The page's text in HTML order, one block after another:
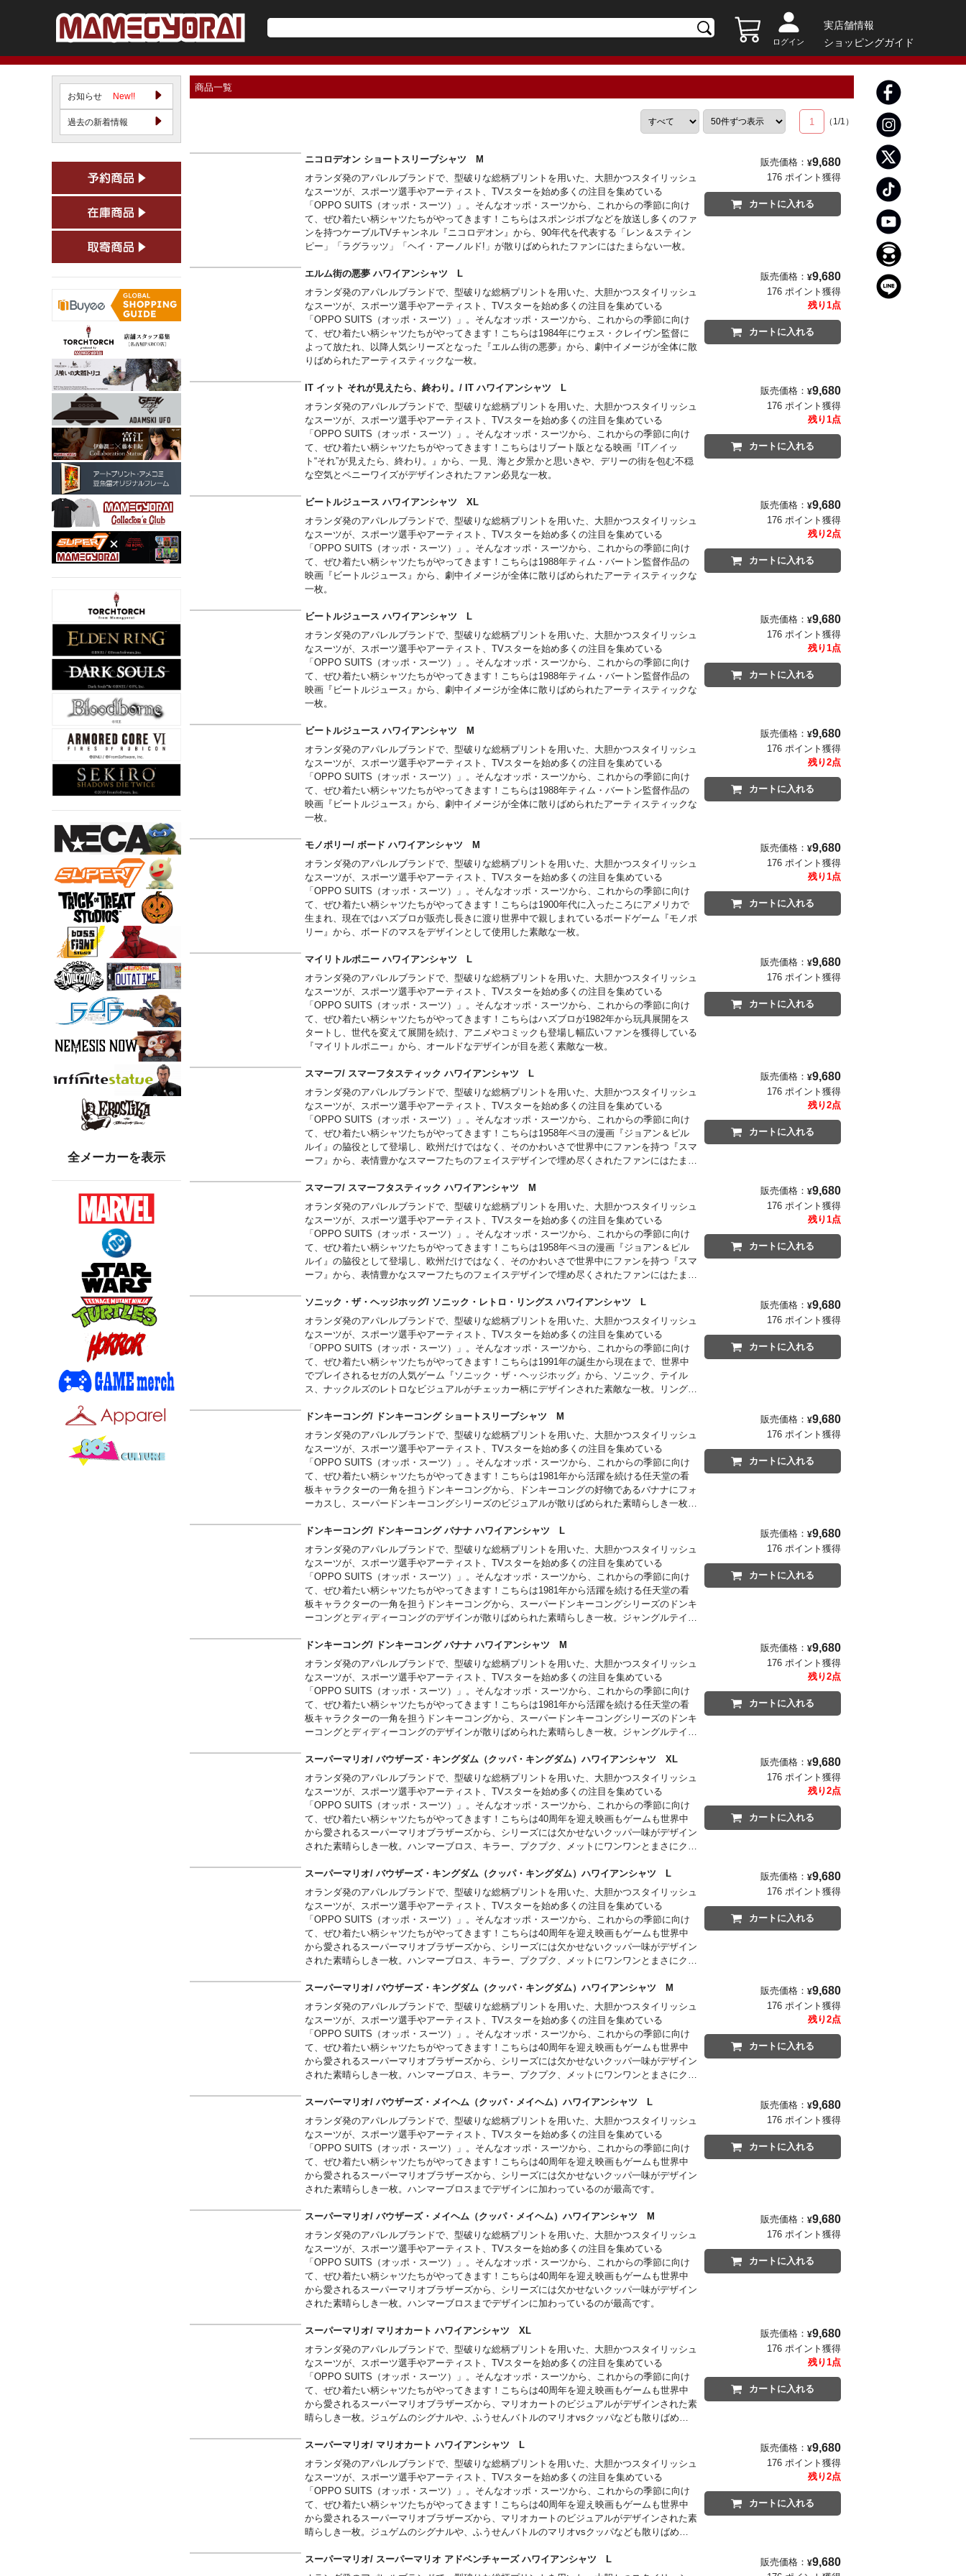
ログイン
実店舗情報
ショッピングガイド
お知らせ New!!
過去の新着情報
全メーカーを表示
商品一覧
1 （ 1/1 ）
ニコロデオン ショートスリーブシャツ M
オランダ発のアパレルブランドで、型破りな総柄プリントを用いた、大胆かつスタイリッシュ
なスーツが、スポーツ選手やアーティスト、TVスターを始め多くの注目を集めている
「OPPO SUITS（オッポ・スーツ）」。そんなオッポ・スーツから、これからの季節に向け
て、ぜひ着たい柄シャツたちがやってきます！こちらはスポンジボブなどを放送し多くのファ
ンを持つケーブルTVチャンネル『ニコロデオン』から、90年代を代表する「レン＆スティン
ピー」「ラグラッツ」「ヘイ・アーノルド!」が散りばめられたファンにはたまらない一枚。
販売価格： ¥9,680
176 ポイント獲得
カートに入れる
エルム街の悪夢 ハワイアンシャツ L
オランダ発のアパレルブランドで、型破りな総柄プリントを用いた、大胆かつスタイリッシュ
なスーツが、スポーツ選手やアーティスト、TVスターを始め多くの注目を集めている
「OPPO SUITS（オッポ・スーツ）」。そんなオッポ・スーツから、これからの季節に向け
て、ぜひ着たい柄シャツたちがやってきます！こちらは1984年にウェス・クレイヴン監督に
よって放たれ、以降人気シリーズとなった『エルム街の悪夢』から、劇中イメージが全体に散
りばめられたアーティスティックな一枚。
販売価格： ¥9,680
176 ポイント獲得
残り1点
カートに入れる
IT イット それが見えたら、終わり。/ IT ハワイアンシャツ L
オランダ発のアパレルブランドで、型破りな総柄プリントを用いた、大胆かつスタイリッシュ
なスーツが、スポーツ選手やアーティスト、TVスターを始め多くの注目を集めている
「OPPO SUITS（オッポ・スーツ）」。そんなオッポ・スーツから、これからの季節に向け
て、ぜひ着たい柄シャツたちがやってきます！こちらはリブート版となる映画『IT／イッ
ト“それ”が見えたら、終わり。』から、一見、海と夕景かと思いきや、デリーの街を包む不穏
な空気とペニーワイズがデザインされたファン必見な一枚。
販売価格： ¥9,680
176 ポイント獲得
残り1点
カートに入れる
ビートルジュース ハワイアンシャツ XL
オランダ発のアパレルブランドで、型破りな総柄プリントを用いた、大胆かつスタイリッシュ
なスーツが、スポーツ選手やアーティスト、TVスターを始め多くの注目を集めている
「OPPO SUITS（オッポ・スーツ）」。そんなオッポ・スーツから、これからの季節に向け
て、ぜひ着たい柄シャツたちがやってきます！こちらは1988年ティム・バートン監督作品の
映画『ビートルジュース』から、劇中イメージが全体に散りばめられたアーティスティックな
一枚。
販売価格： ¥9,680
176 ポイント獲得
残り2点
カートに入れる
ビートルジュース ハワイアンシャツ L
オランダ発のアパレルブランドで、型破りな総柄プリントを用いた、大胆かつスタイリッシュ
なスーツが、スポーツ選手やアーティスト、TVスターを始め多くの注目を集めている
「OPPO SUITS（オッポ・スーツ）」。そんなオッポ・スーツから、これからの季節に向け
て、ぜひ着たい柄シャツたちがやってきます！こちらは1988年ティム・バートン監督作品の
映画『ビートルジュース』から、劇中イメージが全体に散りばめられたアーティスティックな
一枚。
販売価格： ¥9,680
176 ポイント獲得
残り1点
カートに入れる
ビートルジュース ハワイアンシャツ M
オランダ発のアパレルブランドで、型破りな総柄プリントを用いた、大胆かつスタイリッシュ
なスーツが、スポーツ選手やアーティスト、TVスターを始め多くの注目を集めている
「OPPO SUITS（オッポ・スーツ）」。そんなオッポ・スーツから、これからの季節に向け
て、ぜひ着たい柄シャツたちがやってきます！こちらは1988年ティム・バートン監督作品の
映画『ビートルジュース』から、劇中イメージが全体に散りばめられたアーティスティックな
一枚。
販売価格： ¥9,680
176 ポイント獲得
残り2点
カートに入れる
モノポリー/ ボード ハワイアンシャツ M
オランダ発のアパレルブランドで、型破りな総柄プリントを用いた、大胆かつスタイリッシュ
なスーツが、スポーツ選手やアーティスト、TVスターを始め多くの注目を集めている
「OPPO SUITS（オッポ・スーツ）」。そんなオッポ・スーツから、これからの季節に向け
て、ぜひ着たい柄シャツたちがやってきます！こちらは1900年代に入ったころにアメリカで
生まれ、現在ではハズブロが販売し長きに渡り世界中で親しまれているボードゲーム『モノポ
リー』から、ボードのマスをデザインとして使用した素敵な一枚。
販売価格： ¥9,680
176 ポイント獲得
残り1点
カートに入れる
マイリトルポニー ハワイアンシャツ L
オランダ発のアパレルブランドで、型破りな総柄プリントを用いた、大胆かつスタイリッシュ
なスーツが、スポーツ選手やアーティスト、TVスターを始め多くの注目を集めている
「OPPO SUITS（オッポ・スーツ）」。そんなオッポ・スーツから、これからの季節に向け
て、ぜひ着たい柄シャツたちがやってきます！こちらはハズブロが1982年から玩具展開をス
タートし、世代を変えて展開を続け、アニメやコミックも登場し幅広いファンを獲得している
『マイリトルポニー』から、オールドなデザインが目を惹く素敵な一枚。
販売価格： ¥9,680
176 ポイント獲得
カートに入れる
スマーフ/ スマーフタスティック ハワイアンシャツ L
オランダ発のアパレルブランドで、型破りな総柄プリントを用いた、大胆かつスタイリッシュ
なスーツが、スポーツ選手やアーティスト、TVスターを始め多くの注目を集めている
「OPPO SUITS（オッポ・スーツ）」。そんなオッポ・スーツから、これからの季節に向け
て、ぜひ着たい柄シャツたちがやってきます！こちらは1958年ペヨの漫画『ジョアン＆ピル
ルイ』の脇役として登場し、欧州だけではなく、そのかわいさで世界中にファンを持つ『スマ
ーフ』から、表情豊かなスマーフたちのフェイスデザインで埋め尽くされたファンにはたまら
販売価格： ¥9,680
176 ポイント獲得
残り2点
カートに入れる
スマーフ/ スマーフタスティック ハワイアンシャツ M
オランダ発のアパレルブランドで、型破りな総柄プリントを用いた、大胆かつスタイリッシュ
なスーツが、スポーツ選手やアーティスト、TVスターを始め多くの注目を集めている
「OPPO SUITS（オッポ・スーツ）」。そんなオッポ・スーツから、これからの季節に向け
て、ぜひ着たい柄シャツたちがやってきます！こちらは1958年ペヨの漫画『ジョアン＆ピル
ルイ』の脇役として登場し、欧州だけではなく、そのかわいさで世界中にファンを持つ『スマ
ーフ』から、表情豊かなスマーフたちのフェイスデザインで埋め尽くされたファンにはたまら
販売価格： ¥9,680
176 ポイント獲得
残り1点
カートに入れる
ソニック・ザ・ヘッジホッグ/ ソニック・レトロ・リングス ハワイアンシャツ L
オランダ発のアパレルブランドで、型破りな総柄プリントを用いた、大胆かつスタイリッシュ
なスーツが、スポーツ選手やアーティスト、TVスターを始め多くの注目を集めている
「OPPO SUITS（オッポ・スーツ）」。そんなオッポ・スーツから、これからの季節に向け
て、ぜひ着たい柄シャツたちがやってきます！こちらは1991年の誕生から現在まで、世界中
でプレイされるセガの人気ゲーム『ソニック・ザ・ヘッジホッグ』から、ソニック、テイル
ス、ナックルズのレトロなビジュアルがチェッカー柄にデザインされた素敵な一枚。リングが
販売価格： ¥9,680
176 ポイント獲得
カートに入れる
ドンキーコング/ ドンキーコング ショートスリーブシャツ M
オランダ発のアパレルブランドで、型破りな総柄プリントを用いた、大胆かつスタイリッシュ
なスーツが、スポーツ選手やアーティスト、TVスターを始め多くの注目を集めている
「OPPO SUITS（オッポ・スーツ）」。そんなオッポ・スーツから、これからの季節に向け
て、ぜひ着たい柄シャツたちがやってきます！こちらは1981年から活躍を続ける任天堂の看
板キャラクターの一角を担うドンキーコングから、ドンキーコングの好物であるバナナにフォ
ーカスし、スーパードンキーコングシリーズのビジュアルが散りばめられた素晴らしき一枚。
販売価格： ¥9,680
176 ポイント獲得
カートに入れる
ドンキーコング/ ドンキーコング バナナ ハワイアンシャツ L
オランダ発のアパレルブランドで、型破りな総柄プリントを用いた、大胆かつスタイリッシュ
なスーツが、スポーツ選手やアーティスト、TVスターを始め多くの注目を集めている
「OPPO SUITS（オッポ・スーツ）」。そんなオッポ・スーツから、これからの季節に向け
て、ぜひ着たい柄シャツたちがやってきます！こちらは1981年から活躍を続ける任天堂の看
板キャラクターの一角を担うドンキーコングから、スーパードンキーコングシリーズのドンキ
ーコングとディディーコングのデザインが散りばめられた素晴らしき一枚。ジャングルテイス
販売価格： ¥9,680
176 ポイント獲得
カートに入れる
ドンキーコング/ ドンキーコング バナナ ハワイアンシャツ M
オランダ発のアパレルブランドで、型破りな総柄プリントを用いた、大胆かつスタイリッシュ
なスーツが、スポーツ選手やアーティスト、TVスターを始め多くの注目を集めている
「OPPO SUITS（オッポ・スーツ）」。そんなオッポ・スーツから、これからの季節に向け
て、ぜひ着たい柄シャツたちがやってきます！こちらは1981年から活躍を続ける任天堂の看
板キャラクターの一角を担うドンキーコングから、スーパードンキーコングシリーズのドンキ
ーコングとディディーコングのデザインが散りばめられた素晴らしき一枚。ジャングルテイス
販売価格： ¥9,680
176 ポイント獲得
残り2点
カートに入れる
スーパーマリオ/ バウザーズ・キングダム（クッパ・キングダム）ハワイアンシャツ XL
オランダ発のアパレルブランドで、型破りな総柄プリントを用いた、大胆かつスタイリッシュ
なスーツが、スポーツ選手やアーティスト、TVスターを始め多くの注目を集めている
「OPPO SUITS（オッポ・スーツ）」。そんなオッポ・スーツから、これからの季節に向け
て、ぜひ着たい柄シャツたちがやってきます！こちらは40周年を迎え映画もゲームも世界中
から愛されるスーパーマリオブラザーズから、シリーズには欠かせないクッパ一味がデザイン
された素晴らしき一枚。ハンマーブロス、キラー、プクプク、メットにワンワンとまさにクッ
販売価格： ¥9,680
176 ポイント獲得
残り2点
カートに入れる
スーパーマリオ/ バウザーズ・キングダム（クッパ・キングダム）ハワイアンシャツ L
オランダ発のアパレルブランドで、型破りな総柄プリントを用いた、大胆かつスタイリッシュ
なスーツが、スポーツ選手やアーティスト、TVスターを始め多くの注目を集めている
「OPPO SUITS（オッポ・スーツ）」。そんなオッポ・スーツから、これからの季節に向け
て、ぜひ着たい柄シャツたちがやってきます！こちらは40周年を迎え映画もゲームも世界中
から愛されるスーパーマリオブラザーズから、シリーズには欠かせないクッパ一味がデザイン
された素晴らしき一枚。ハンマーブロス、キラー、プクプク、メットにワンワンとまさにクッ
販売価格： ¥9,680
176 ポイント獲得
カートに入れる
スーパーマリオ/ バウザーズ・キングダム（クッパ・キングダム）ハワイアンシャツ M
オランダ発のアパレルブランドで、型破りな総柄プリントを用いた、大胆かつスタイリッシュ
なスーツが、スポーツ選手やアーティスト、TVスターを始め多くの注目を集めている
「OPPO SUITS（オッポ・スーツ）」。そんなオッポ・スーツから、これからの季節に向け
て、ぜひ着たい柄シャツたちがやってきます！こちらは40周年を迎え映画もゲームも世界中
から愛されるスーパーマリオブラザーズから、シリーズには欠かせないクッパ一味がデザイン
された素晴らしき一枚。ハンマーブロス、キラー、プクプク、メットにワンワンとまさにクッ
販売価格： ¥9,680
176 ポイント獲得
残り2点
カートに入れる
スーパーマリオ/ バウザーズ・メイヘム（クッパ・メイヘム）ハワイアンシャツ L
オランダ発のアパレルブランドで、型破りな総柄プリントを用いた、大胆かつスタイリッシュ
なスーツが、スポーツ選手やアーティスト、TVスターを始め多くの注目を集めている
「OPPO SUITS（オッポ・スーツ）」。そんなオッポ・スーツから、これからの季節に向け
て、ぜひ着たい柄シャツたちがやってきます！こちらは40周年を迎え映画もゲームも世界中
から愛されるスーパーマリオブラザーズから、シリーズには欠かせないクッパ一味がデザイン
された素晴らしき一枚。ハンマーブロスまでデザインに加わっているのが最高です。
販売価格： ¥9,680
176 ポイント獲得
カートに入れる
スーパーマリオ/ バウザーズ・メイヘム（クッパ・メイヘム）ハワイアンシャツ M
オランダ発のアパレルブランドで、型破りな総柄プリントを用いた、大胆かつスタイリッシュ
なスーツが、スポーツ選手やアーティスト、TVスターを始め多くの注目を集めている
「OPPO SUITS（オッポ・スーツ）」。そんなオッポ・スーツから、これからの季節に向け
て、ぜひ着たい柄シャツたちがやってきます！こちらは40周年を迎え映画もゲームも世界中
から愛されるスーパーマリオブラザーズから、シリーズには欠かせないクッパ一味がデザイン
された素晴らしき一枚。ハンマーブロスまでデザインに加わっているのが最高です。
販売価格： ¥9,680
176 ポイント獲得
カートに入れる
スーパーマリオ/ マリオカート ハワイアンシャツ XL
オランダ発のアパレルブランドで、型破りな総柄プリントを用いた、大胆かつスタイリッシュ
なスーツが、スポーツ選手やアーティスト、TVスターを始め多くの注目を集めている
「OPPO SUITS（オッポ・スーツ）」。そんなオッポ・スーツから、これからの季節に向け
て、ぜひ着たい柄シャツたちがやってきます！こちらは40周年を迎え映画もゲームも世界中
から愛されるスーパーマリオブラザーズから、マリオカートのビジュアルがデザインされた素
晴らしき一枚。ジュゲムのシグナルや、ふうせんバトルのマリオvsクッパなども散りばめら
販売価格： ¥9,680
176 ポイント獲得
残り1点
カートに入れる
スーパーマリオ/ マリオカート ハワイアンシャツ L
オランダ発のアパレルブランドで、型破りな総柄プリントを用いた、大胆かつスタイリッシュ
なスーツが、スポーツ選手やアーティスト、TVスターを始め多くの注目を集めている
「OPPO SUITS（オッポ・スーツ）」。そんなオッポ・スーツから、これからの季節に向け
て、ぜひ着たい柄シャツたちがやってきます！こちらは40周年を迎え映画もゲームも世界中
から愛されるスーパーマリオブラザーズから、マリオカートのビジュアルがデザインされた素
晴らしき一枚。ジュゲムのシグナルや、ふうせんバトルのマリオvsクッパなども散りばめら
販売価格： ¥9,680
176 ポイント獲得
残り2点
カートに入れる
スーパーマリオ/ スーパーマリオ アドベンチャーズ ハワイアンシャツ L
販売価格： ¥9,680